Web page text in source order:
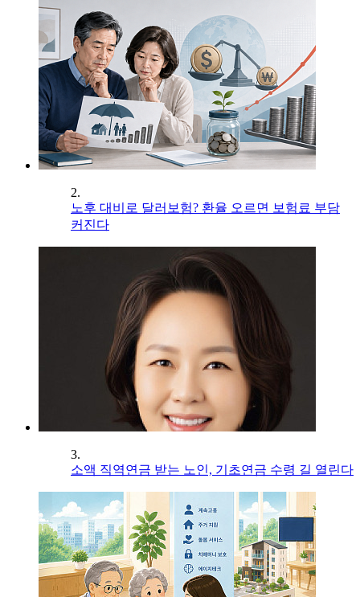
2.
노후 대비로 달러보험? 환율 오르면 보험료 부담
커진다
3.
소액 직역연금 받는 노인, 기초연금 수령 길 열린다